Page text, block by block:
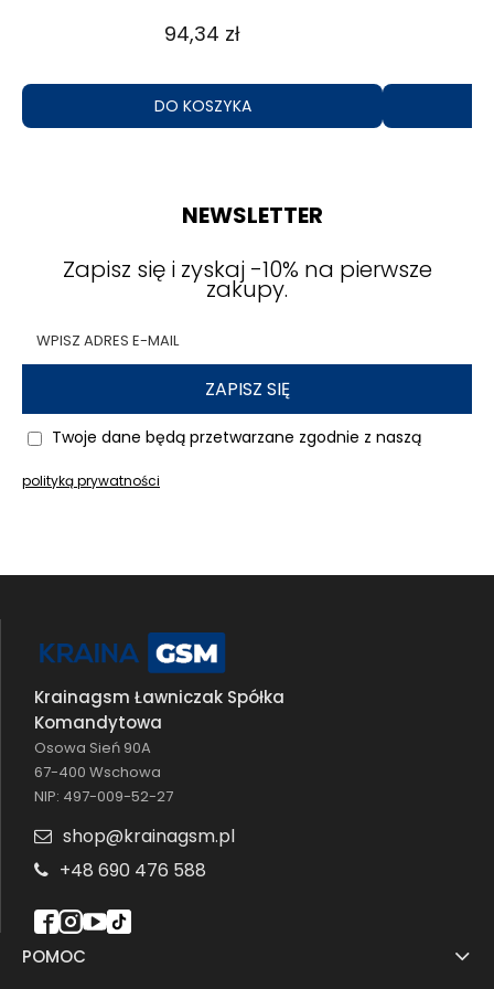
31,69 zł
DO KOSZYKA
NEWSLETTER
Zapisz się i zyskaj -10% na pierwsze
zakupy.
ZAPISZ SIĘ
Twoje dane będą przetwarzane zgodnie z naszą
polityką prywatności
POMOC
Krainagsm Ławniczak Spółka
Komandytowa
Osowa Sień 90A
67-400 Wschowa
NIP: 497-009-52-27
shop@krainagsm.pl
+48 690 476 588